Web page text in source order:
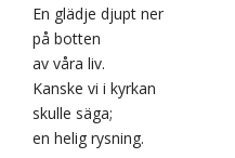
En glädje djupt ner
på botten
av våra liv.
Kanske vi i kyrkan
skulle säga;
en helig rysning.